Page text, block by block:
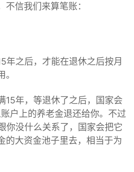
信我们来算笔账：
年之后，才能在退休之后按月
15年，等退休了之后，国家会
户上的养老金退还给你。不过
你没什么关系了，国家会把它
的大资金池子里去，相当于为